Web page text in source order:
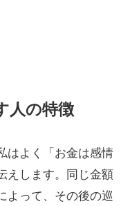
人の特徴
はよく「お金は感情
えします。同じ金額
よって、その後の巡